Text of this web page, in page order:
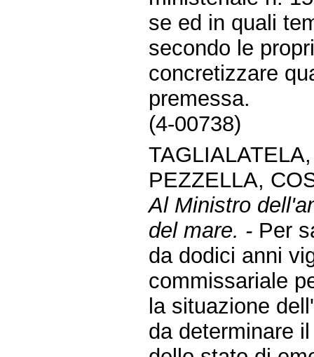
se ed in quali
secondo le
concretizzare
premessa.
(4-00738)
PEZZELLA,
Al Ministro
del mare. - Per
da dodici anni
commissariale
la situazione
da determinare